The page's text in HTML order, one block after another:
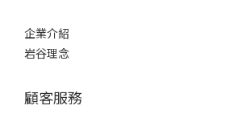
企業介紹
岩谷理念
顧客服務